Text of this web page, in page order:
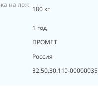
на лож
180 кг
1 год
ПРОМЕТ
Россия
32.50.30.110-00000035